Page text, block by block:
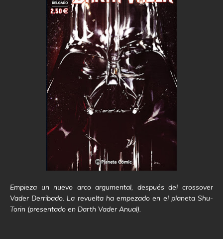
Empieza un nuevo arco argumental, después del crossover
Vader Derribado. La revuelta ha empezado en el planeta Shu-
Torin (presentado en Darth Vader Anual).